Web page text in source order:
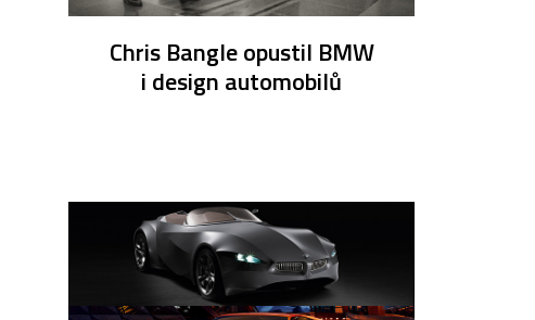
Chris Bangle opustil BMW
i design automobilů